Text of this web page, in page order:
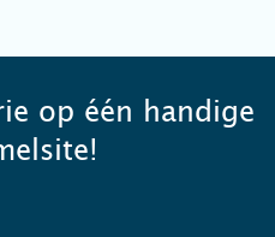
op één handige